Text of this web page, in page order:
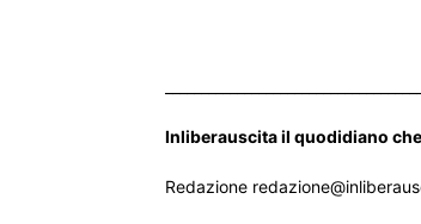
Inliberauscita il quodidiano
Redazione